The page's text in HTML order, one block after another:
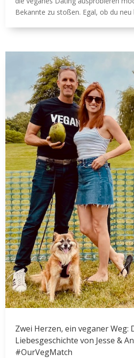
Bekannte zu stoßen. Egal, ob du neu
Zwei Herzen, ein veganer Weg:
Liebesgeschichte von Jesse &
#OurVegMatch